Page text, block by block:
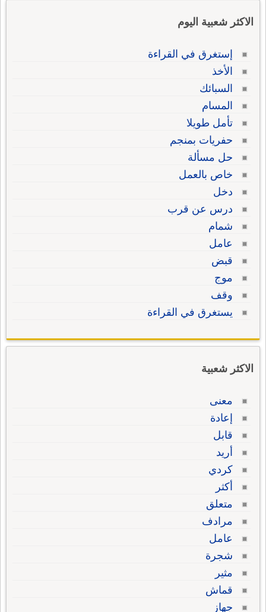
الاكثر شعبية اليوم
إستغرق في القراءة
الأخذ
السبائك
المسام
تأمل طويلا
حفريات بمنجم
حل مسألة
خاص بالعمل
دخل
درس عن قرب
شمام
عامل
قبض
موج
وقف
يستغرق في القراءة
الاكثر شعبية
معنى
إعادة
قابل
أريد
كردي
أكثر
متعلق
مرادف
عامل
شجرة
مثير
قماش
جهاز